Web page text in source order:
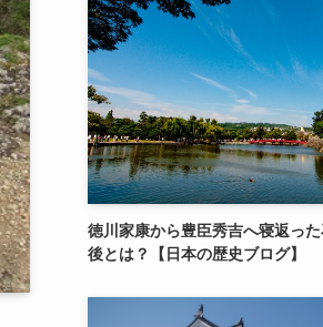
徳川家康から豊臣秀吉へ寝返っ
後とは？【日本の歴史ブログ】